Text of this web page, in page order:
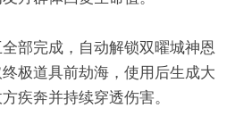
部完成，自动解锁双曜城神恩
极道具前劫海，使用后生成大
疾奔并持续穿透伤害。